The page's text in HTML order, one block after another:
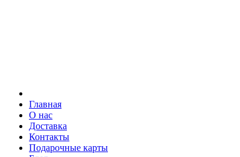
Главная
О нас
Доставка
Контакты
Подарочные карты